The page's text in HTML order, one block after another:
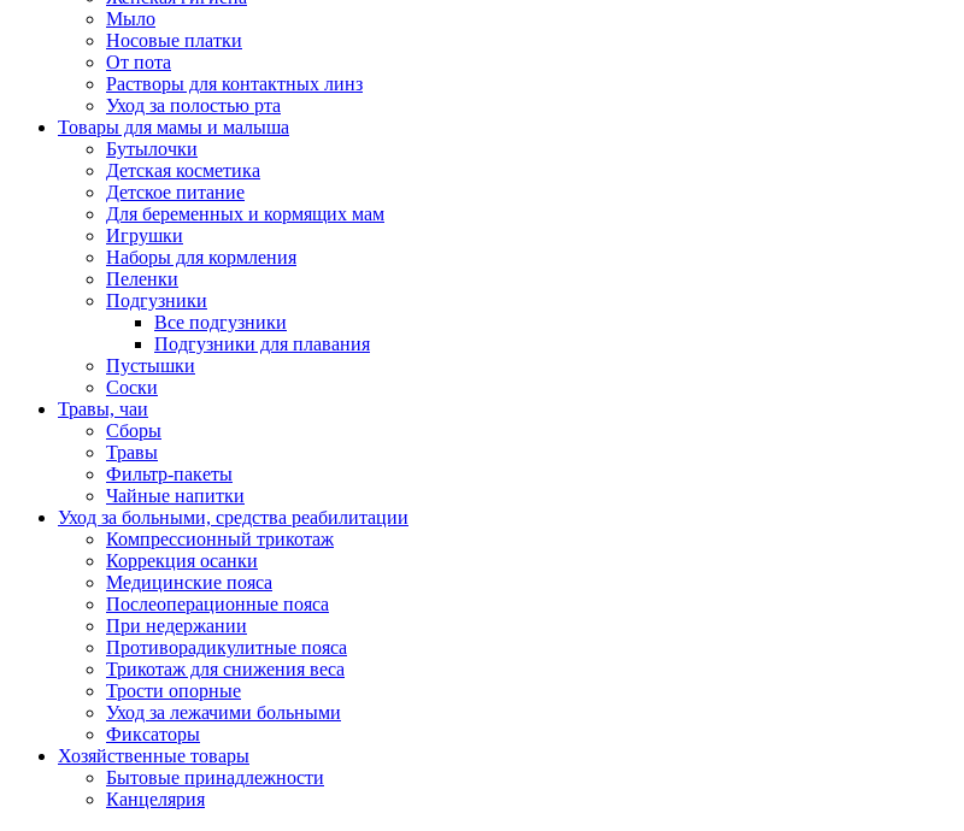
Мыло
Носовые платки
От пота
Растворы для контактных линз
Уход за полостью рта
Товары для мамы и малыша
Бутылочки
Детская косметика
Детское питание
Для беременных и кормящих мам
Игрушки
Наборы для кормления
Пеленки
Подгузники
Все подгузники
Подгузники для плавания
Пустышки
Соски
Травы, чаи
Сборы
Травы
Фильтр-пакеты
Чайные напитки
Уход за больными, средства реабилитации
Компрессионный трикотаж
Коррекция осанки
Медицинские пояса
Послеоперационные пояса
При недержании
Противорадикулитные пояса
Трикотаж для снижения веса
Трости опорные
Уход за лежачими больными
Фиксаторы
Хозяйственные товары
Бытовые принадлежности
Канцелярия